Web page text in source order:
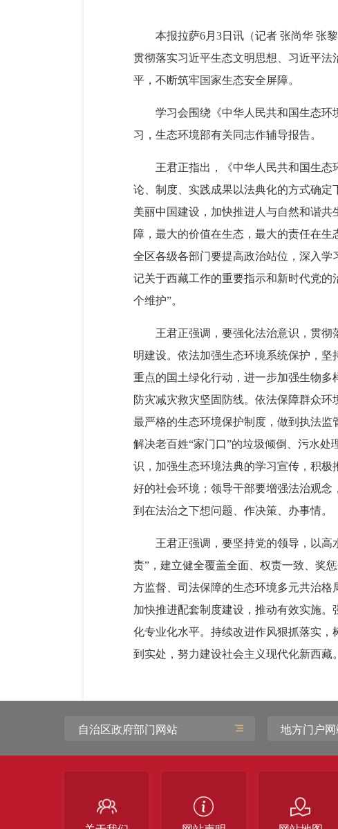
本报拉萨6月3日讯（记者 张尚华 张
贯彻落实习近平生态文明思想、习近平
平，不断筑牢国家生态安全屏障。
学习会围绕《中华人民共和国生态
习，生态环境部有关同志作辅导报告。
王君正指出，《中华人民共和国生
论、制度、实践成果以法典化的方式确
美丽中国建设，加快推进人与自然和谐
障，最大的价值在生态，最大的责任在生
全区各级各部门要提高政治站位，深入
记关于西藏工作的重要指示和新时代党的
个维护”。
王君正强调，要强化法治意识，贯
明建设。依法加强生态环境系统保护，
重点的国土绿化行动，进一步加强生物
防灾减灾救灾坚固防线。依法保障群众
最严格的生态环境保护制度，做到执法
解决老百姓“家门口”的垃圾倾倒、污水
识，加强生态环境法典的学习宣传，积
好的社会环境；领导干部要增强法治观
到在法治之下想问题、作决策、办事情。
王君正强调，要坚持党的领导，以
责”，建立健全覆盖全面、权责一致、奖
方监督、司法保障的生态环境多元共治格
加快推进配套制度建设，推动有效实施
化专业化水平。持续改进作风狠抓落实
到实处，努力建设社会主义现代化新西藏。
自治区政府部门网站 地方门户